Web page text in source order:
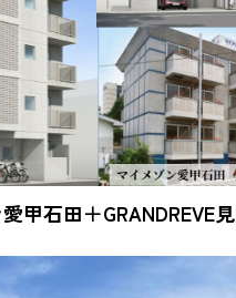
甲石田＋GRANDREVE